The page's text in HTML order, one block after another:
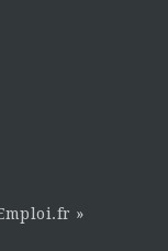
»